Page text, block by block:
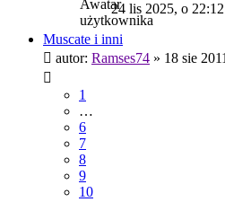
24 lis 2025, o 22:12
Muscate i inni
autor: Ramses74 » 18 sie
1
…
6
7
8
9
10